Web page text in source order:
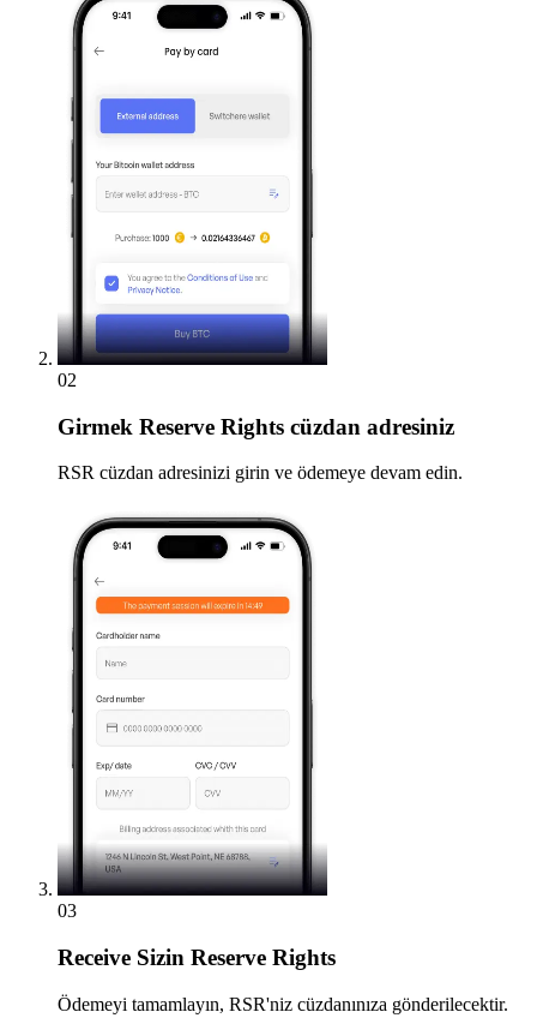
02
Girmek Reserve Rights cüzdan adresiniz
RSR cüzdan adresinizi girin ve ödemeye devam edin.
03
Receive Sizin Reserve Rights
Ödemeyi tamamlayın, RSR'niz cüzdanınıza gönderilecektir.